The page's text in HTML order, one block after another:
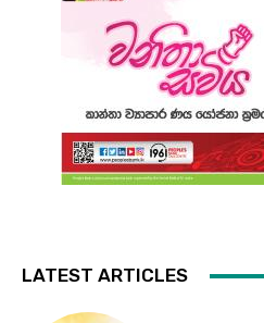
LATEST ARTICLES